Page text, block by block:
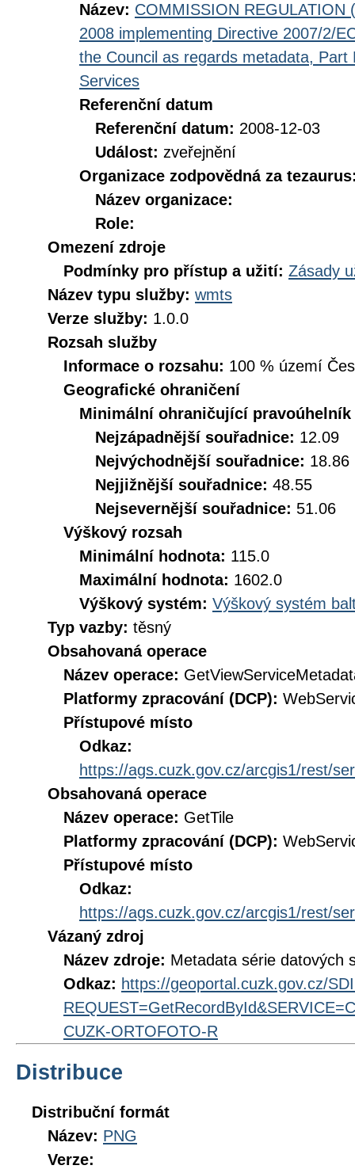
Název: COMMISSION REGULATION
2008 implementing Directive 2007/2/
the Council as regards metadata,
Services
Referenční datum
Referenční datum: 2008-12-03
Událost: zveřejnění
Organizace zodpovědná za
Název organizace:
Role:
Omezení zdroje
Podmínky pro přístup a užití: Zásady
Název typu služby: wmts
Verze služby: 1.0.0
Rozsah služby
Informace o rozsahu: 100 % území
Geografické ohraničení
Minimální ohraničující pravoúhelník
Nejzápadnější souřadnice: 12.09
Nejvýchodnější souřadnice: 18.86
Nejjižnější souřadnice: 48.55
Nejsevernější souřadnice: 51.06
Výškový rozsah
Minimální hodnota: 115.0
Maximální hodnota: 1602.0
Výškový systém: Výškový systém
Typ vazby: těsný
Obsahovaná operace
Název operace:
Platformy zpracování (DCP):
Přístupové místo
Odkaz:
https://ags.cuzk.gov.cz/arcgis1/rest/
Obsahovaná operace
Název operace: GetTile
Platformy zpracování (DCP):
Přístupové místo
Odkaz:
https://ags.cuzk.gov.cz/arcgis1/rest/
Vázaný zdroj
Název zdroje: Metadata série datových
Odkaz: https://geoportal.cuzk.gov.cz/
CUZK-ORTOFOTO-R
Distribuce
Distribuční formát
Název: PNG
Verze: